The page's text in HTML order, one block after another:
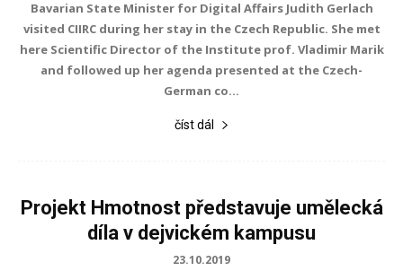
Bavarian State Minister for Digital Affairs Judith Gerlach
visited CIIRC during her stay in the Czech Republic. She met
here Scientific Director of the Institute prof. Vladimir Marik
and followed up her agenda presented at the Czech-
German co...
číst dál
Projekt Hmotnost představuje umělecká
díla v dejvickém kampusu
23.10.2019